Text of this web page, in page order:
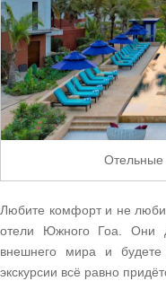
Отельные
Любите комфорт и не
отели Южного Гоа. Они
внешнего мира и
экскурсии всё равно